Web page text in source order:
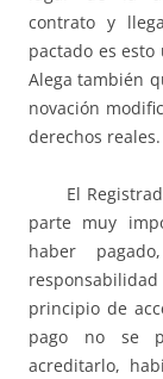
contrato y
pactado es
Alega también
novación
derechos reales.
El
parte muy
haber
principio de
pago no se
acreditarlo,